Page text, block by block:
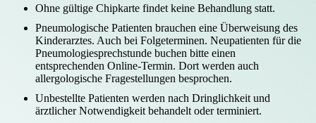
Ohne gültige Chipkarte findet keine Behandlung statt.
Pneumologische Patienten brauchen eine Überweisung des
Kinderarztes. Auch bei Folgeterminen. Neupatienten für die
Pneumologiesprechstunde buchen bitte einen
entsprechenden Online-Termin. Dort werden auch
allergologische Fragestellungen besprochen.
Unbestellte Patienten werden nach Dringlichkeit und
ärztlicher Notwendigkeit behandelt oder terminiert.